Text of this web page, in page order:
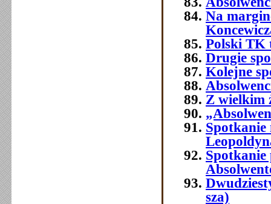
Na
Polski TK
Drugie
Kolejne
Z wielkim
Spotkanie
Spotkanie
sza)